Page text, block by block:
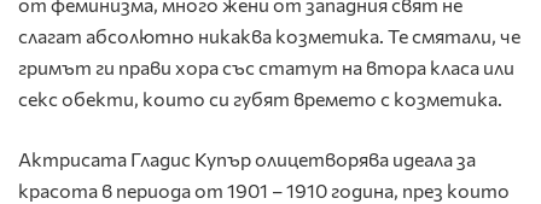
от феминизма, много жени от западния свят не
слагат абсолютно никаква козметика. Те смятали, че
гримът ги прави хора със статут на втора класа или
секс обекти, които си губят времето с козметика.
Актрисата Гладис Купър олицетворява идеала за
красота в периода от 1901 – 1910 година, през които